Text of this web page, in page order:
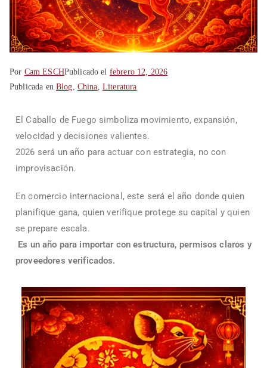
Por Cam ESCHPublicado el febrero 12, 2026
Publicada en Blog China Literatura
El Caballo de Fuego simboliza movimiento, expansión,
velocidad y decisiones valientes.
2026 será un año para actuar con estrategia, no con
improvisación.
En comercio internacional, este será el año donde quien
planifique gana, quien verifique protege su capital y quien
se prepare escala.
Es un año para importar con estructura, permisos claros y
proveedores verificados.